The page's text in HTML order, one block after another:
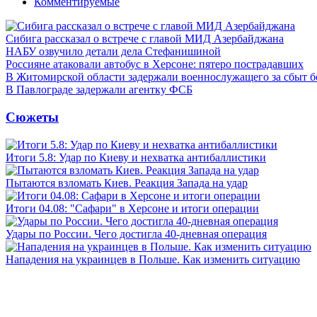
Сибига рассказал о встрече с главой МИД Азербайджана
НАБУ озвучило детали дела Стефанишиной
Россияне атаковали автобус в Херсоне: пятеро пострадавших
В Житомирской области задержали военнослужащего за сбыт
В Павлограде задержали агентку ФСБ
Сюжеты
Итоги 5.8: Удар по Киеву и нехватка антибаллистики
Пытаются взломать Киев. Реакция Запада на удар
Итоги 04.08: "Сафари" в Херсоне и итоги операции
Удары по России. Чего достигла 40-дневная операция
Нападения на украинцев в Польше. Как изменить ситуацию